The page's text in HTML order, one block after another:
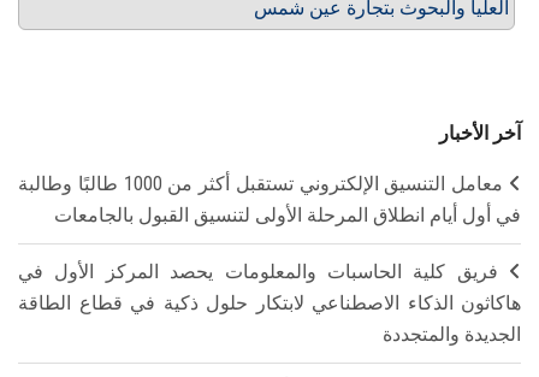
العليا والبحوث بتجارة عين شمس
آخر الأخبار
معامل التنسيق الإلكتروني تستقبل أكثر من 1000 طالبًا وطالبة
في أول أيام انطلاق المرحلة الأولى لتنسيق القبول بالجامعات
فريق كلية الحاسبات والمعلومات يحصد المركز الأول في
هاكاثون الذكاء الاصطناعي لابتكار حلول ذكية في قطاع الطاقة
الجديدة والمتجددة